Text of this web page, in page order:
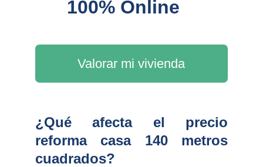
Valorar mi vivienda
100% Online
¿Qué afecta el precio
reforma casa 140 metros
cuadrados?